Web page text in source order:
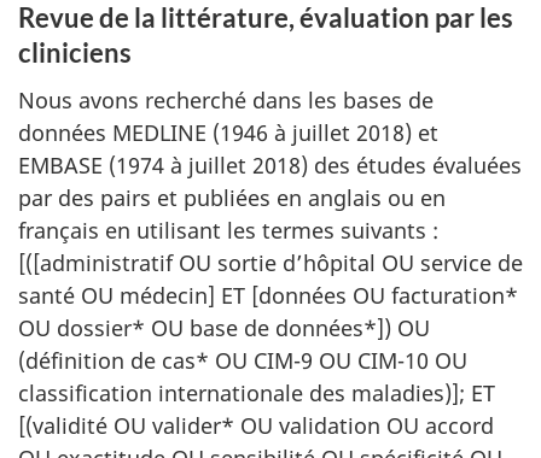
Revue de la littérature, évaluation par les
cliniciens
Nous avons recherché dans les bases de
données MEDLINE (1946 à juillet 2018) et
EMBASE (1974 à juillet 2018) des études évaluées
par des pairs et publiées en anglais ou en
français en utilisant les termes suivants :
[([administratif OU sortie d’hôpital OU service de
santé OU médecin] ET [données OU facturation*
OU dossier* OU base de données*]) OU
(définition de cas* OU CIM-9 OU CIM-10 OU
classification internationale des maladies)]; ET
[(validité OU valider* OU validation OU accord